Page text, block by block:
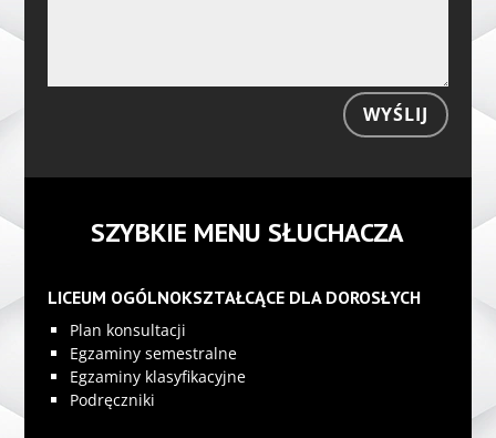
WYŚLIJ
SZYBKIE MENU SŁUCHACZA
LICEUM OGÓLNOKSZTAŁCĄCE DLA DOROSŁYCH
Plan konsultacji
Egzaminy semestralne
Egzaminy klasyfikacyjne
Podręczniki